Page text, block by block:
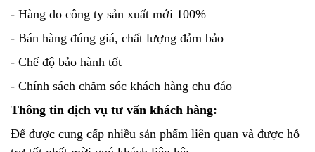
- Hàng do công ty sản xuất mới 100%
- Bán hàng đúng giá, chất lượng đảm bảo
- Chế độ bảo hành tốt
- Chính sách chăm sóc khách hàng chu đáo
Thông tin dịch vụ tư vấn khách hàng:
Để được cung cấp nhiều sản phẩm liên quan và được hỗ